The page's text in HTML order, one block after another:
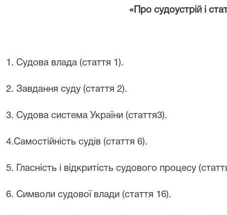
«Про судоустрій і
1. Судова влада (стаття 1).
2. Завдання суду (стаття 2).
3. Судова система України (стаття3).
4.Самостійність судів (стаття 6).
5. Гласність і відкритість судового процесу
6. Символи судової влади (стаття 16).